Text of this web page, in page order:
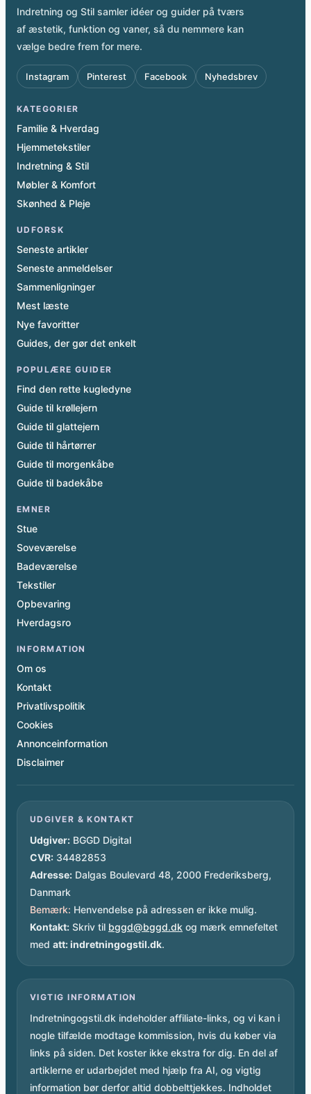
Indretning og Stil samler idéer og guider på tværs
af æstetik, funktion og vaner, så du nemmere kan
vælge bedre frem for mere.
Instagram Pinterest Facebook Nyhedsbrev
KATEGORIER
Familie & Hverdag
Hjemmetekstiler
Indretning & Stil
Møbler & Komfort
Skønhed & Pleje
UDFORSK
Seneste artikler
Seneste anmeldelser
Sammenligninger
Mest læste
Nye favoritter
Guides, der gør det enkelt
POPULÆRE GUIDER
Find den rette kugledyne
Guide til krøllejern
Guide til glattejern
Guide til hårtørrer
Guide til morgenkåbe
Guide til badekåbe
EMNER
Stue
Soveværelse
Badeværelse
Tekstiler
Opbevaring
Hverdagsro
INFORMATION
Om os
Kontakt
Privatlivspolitik
Cookies
Annonceinformation
Disclaimer
UDGIVER & KONTAKT
Udgiver: BGGD Digital
CVR: 34482853
Adresse: Dalgas Boulevard 48, 2000 Frederiksberg,
Danmark
Bemærk: Henvendelse på adressen er ikke mulig.
Kontakt: Skriv til bggd@bggd.dk og mærk emnefeltet
med att: indretningogstil.dk.
VIGTIG INFORMATION
Indretningogstil.dk indeholder affiliate-links, og vi kan i
nogle tilfælde modtage kommission, hvis du køber via
links på siden. Det koster ikke ekstra for dig. En del af
artiklerne er udarbejdet med hjælp fra AI, og vigtig
information bør derfor altid dobbelttjekkes. Indholdet